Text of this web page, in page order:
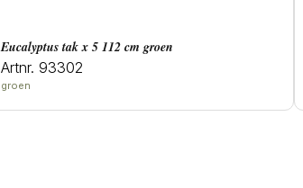
eucalyptus tak x 5 112 cm groen
Artnr. 93302
groen